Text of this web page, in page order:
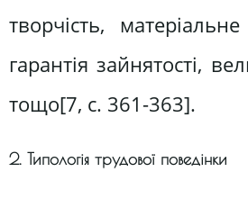
творчість,
гарантія зайнятості,
тощо[7, c. 361-363].
2. Типологія трудової поведінки